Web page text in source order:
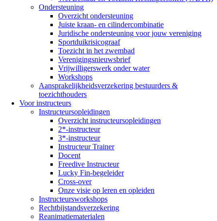
Ondersteuning
Overzicht ondersteuning
Juiste kraan- en cilindercombinatie
Juridische ondersteuning voor jouw vereniging
Sportduikrisicograaf
Toezicht in het zwembad
Verenigingsnieuwsbrief
Vrijwilligerswerk onder water
Workshops
Aansprakelijkheidsverzekering bestuurders &
toezichthouders
Voor instructeurs
Instructeursopleidingen
Overzicht instructeursopleidingen
2*-instructeur
3*-instructeur
Instructeur Trainer
Docent
Freedive Instructeur
Lucky Fin-begeleider
Cross-over
Onze visie op leren en opleiden
Instructeursworkshops
Rechtbijstandsverzekering
Reanimatiematerialen